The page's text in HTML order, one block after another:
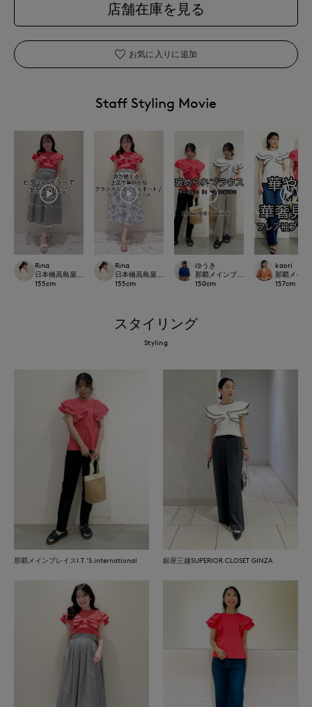
店舗在庫を見る
お気に入りに追加
Staff Styling Movie
Rina
日本橋高島屋M Maglie le cassetto
155cm
Rina
日本橋高島屋M Maglie le cassetto
155cm
ゆうき
那覇メインプレイス
150cm
kaori
那覇メイ
157cm
スタイリング
Styling
那覇メインプレイスI.T.'S.international 銀座三越SUPERIOR CLOSET GINZA